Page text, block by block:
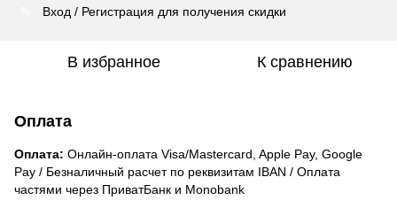
Вход / Регистрация для получения скидки
В избранное К сравнению
Оплата
Оплата: Онлайн-оплата Visa/Mastercard, Apple Pay, Google
Pay / Безналичный расчет по реквизитам IBAN / Оплата
частями через ПриватБанк и Monobank